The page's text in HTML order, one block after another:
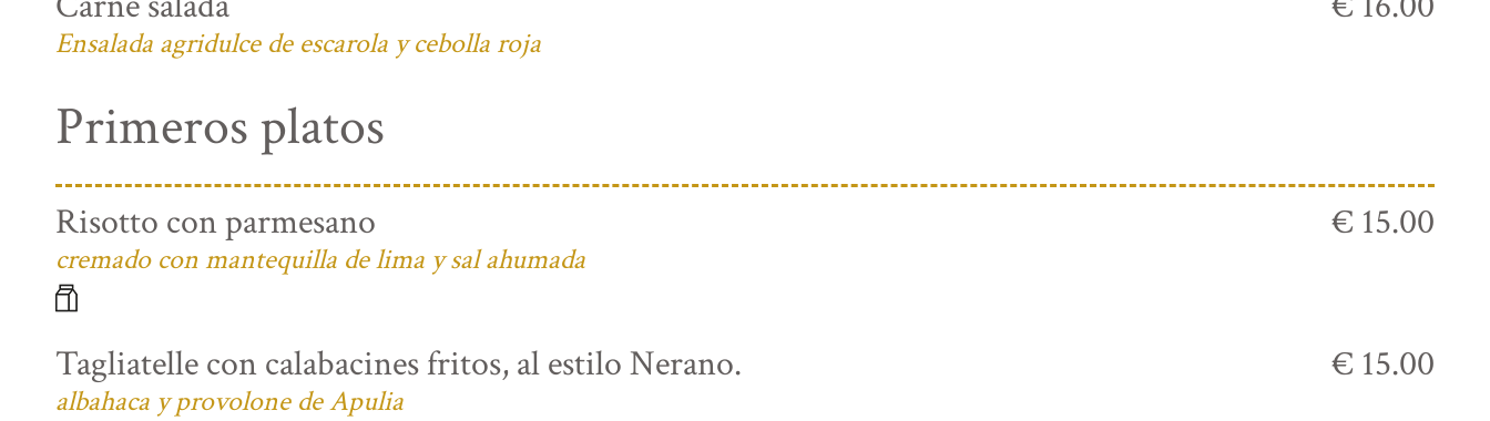
Ensalada agridulce de escarola y cebolla roja
Primeros platos
Risotto con parmesano
cremado con mantequilla de lima y sal ahumada
€ 15.00
Tagliatelle con calabacines fritos, al estilo Nerano.
albahaca y provolone de Apulia
€ 15.00